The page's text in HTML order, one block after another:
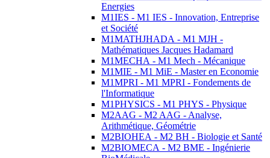
Energies
M1IES - M1 IES - Innovation, Entreprise
et Société
M1MATHJHADA - M1 MJH -
Mathématiques Jacques Hadamard
M1MECHA - M1 Mech - Mécanique
M1MIE - M1 MiE - Master en Economie
M1MPRI - M1 MPRI - Fondements de
l'Informatique
M1PHYSICS - M1 PHYS - Physique
M2AAG - M2 AAG - Analyse,
Arithmétique, Géométrie
M2BIOHEA - M2 BH - Biologie et Santé
M2BIOMECA - M2 BME - Ingénierie